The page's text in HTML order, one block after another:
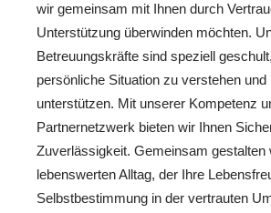
wir gemeinsam mit Ihnen durch
Unterstützung überwinden möchten.
Betreuungskräfte sind speziell
persönliche Situation zu verstehen
unterstützen. Mit unserer Kompetenz
Partnernetzwerk bieten wir Ihnen
Zuverlässigkeit. Gemeinsam gestalten
lebenswerten Alltag, der Ihre
Selbstbestimmung in der vertrauten